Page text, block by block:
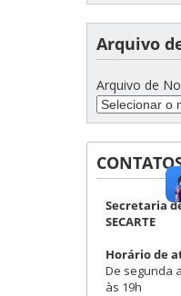
Arquivo
Arquivo de
Secretaria
SECARTE
Horário de
De segunda
às 19h